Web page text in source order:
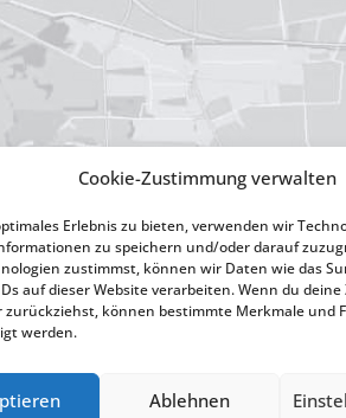
Cookie-Zustimmung verwalten
Erlebnis zu bieten, verwenden wir
zu speichern und/oder darauf
zustimmst, können wir Daten wie das
auf dieser Website verarbeiten. Wenn du
zurückziehst, können bestimmte Merkmale und
werden.
Ablehnen